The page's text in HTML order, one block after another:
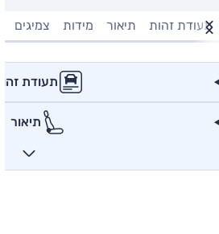
תעודת זהות תיאור מידות צמיגים
תעודת זהות
תיאור